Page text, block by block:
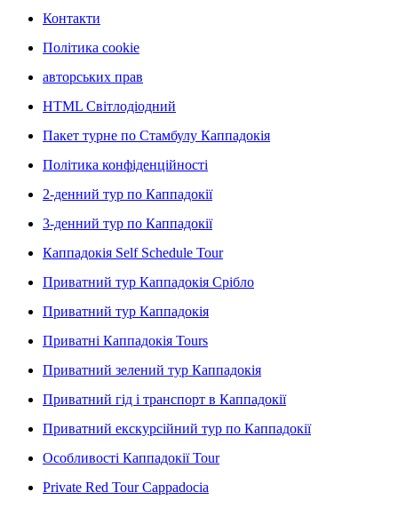
Контакти
Політика cookie
авторських прав
HTML Світлодіодний
Пакет турне по Стамбулу Каппадокія
Політика конфіденційності
2-денний тур по Каппадокії
3-денний тур по Каппадокії
Каппадокія Self Schedule Tour
Приватний тур Каппадокія Срібло
Приватний тур Каппадокія
Приватні Каппадокія Tours
Приватний зелений тур Каппадокія
Приватний гід і транспорт в Каппадокії
Приватний екскурсійний тур по Каппадокії
Особливості Каппадокії Tour
Private Red Tour Cappadocia